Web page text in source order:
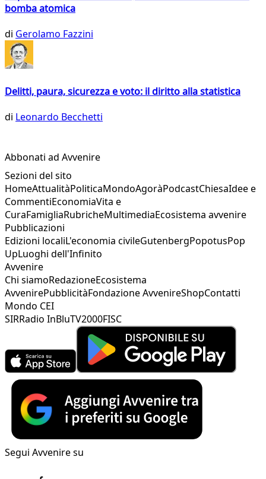
bomba atomica
di Gerolamo Fazzini
Delitti, paura, sicurezza e voto: il diritto alla statistica
di Leonardo Becchetti
Abbonati ad Avvenire
Sezioni del sito
HomeAttualitàPoliticaMondoAgoràPodcastChiesaIdee e
CommentiEconomiaVita e
CuraFamigliaRubricheMultimediaEcosistema avvenire
Pubblicazioni
Edizioni localiL'economia civileGutenbergPopotusPop
UpLuoghi dell'Infinito
Avvenire
Chi siamoRedazioneEcosistema
AvvenirePubblicitàFondazione AvvenireShopContatti
Mondo CEI
SIRRadio InBluTV2000FISC
Segui Avvenire su